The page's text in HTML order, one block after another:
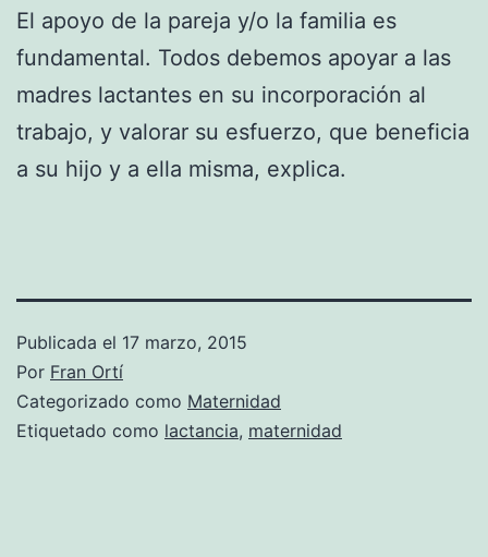
El apoyo de la pareja y/o la familia es
fundamental. Todos debemos apoyar a las
madres lactantes en su incorporación al
trabajo, y valorar su esfuerzo, que beneficia
a su hijo y a ella misma, explica.
Publicada el 17 marzo, 2015
Por Fran Ortí
Categorizado como Maternidad
Etiquetado como lactancia, maternidad